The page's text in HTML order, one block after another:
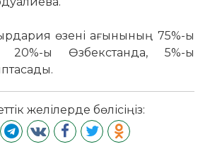
өзені ағынының 75%-ы
20%-ы Өзбекстанда, 5%-ы
желілерде бөлісіңіз: